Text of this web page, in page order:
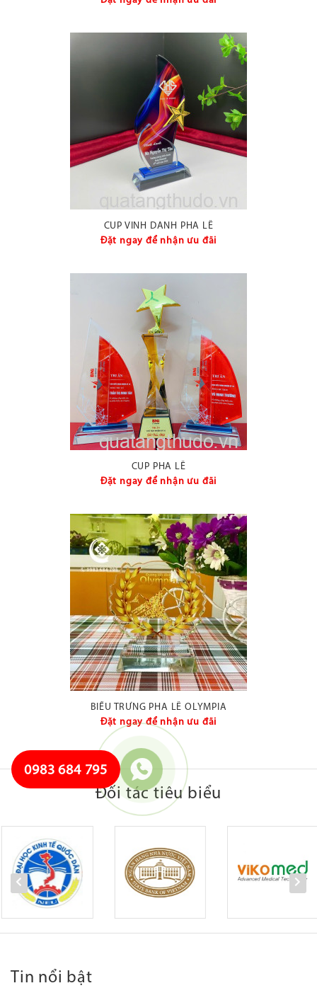
CUP VINH DANH PHA LÊ
Đặt ngay để nhận ưu đãi
CUP PHA LÊ
Đặt ngay để nhận ưu đãi
BIỂU TRƯNG PHA LÊ OLYMPIA
Đặt ngay để nhận ưu đãi
Đối tác tiêu biểu
Tin nổi bật
0983 684 795